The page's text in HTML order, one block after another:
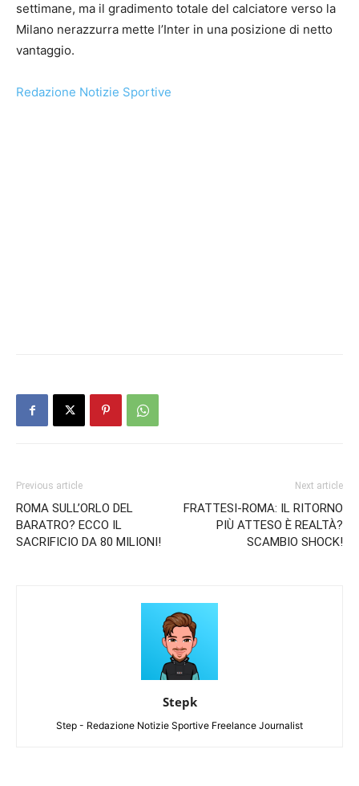
settimane, ma il gradimento totale del calciatore verso la
Milano nerazzurra mette l’Inter in una posizione di netto
vantaggio.
Redazione Notizie Sportive
Previous article
ROMA SULL’ORLO DEL
BARATRO? ECCO IL
SACRIFICIO DA 80 MILIONI!
Next article
FRATTESI-ROMA: IL RITORNO
PIÙ ATTESO È REALTÀ?
SCAMBIO SHOCK!
Stepk
Step - Redazione Notizie Sportive Freelance Journalist